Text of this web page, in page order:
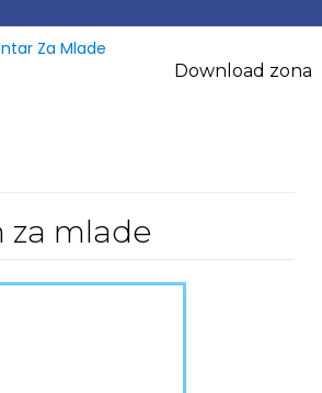
Download zona
za mlade